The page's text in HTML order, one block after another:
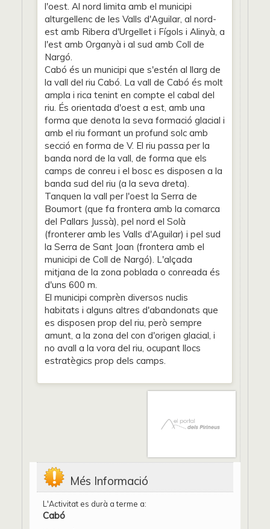
l'oest. Al nord limita amb el municipi
alturgellenc de les Valls d'Aguilar, al nord-
est amb Ribera d'Urgellet i Fígols i Alinyà, a
l'est amb Organyà i al sud amb Coll de
Nargó.
Cabó és un municipi que s'estén al llarg de
la vall del riu Cabó. La vall de Cabó és molt
ampla i rica tenint en compte el cabal del
riu. És orientada d'oest a est, amb una
forma que denota la seva formació glacial i
amb el riu formant un profund solc amb
secció en forma de V. El riu passa per la
banda nord de la vall, de forma que els
camps de conreu i el bosc es disposen a la
banda sud del riu (a la seva dreta).
Tanquen la vall per l'oest la Serra de
Boumort (que fa frontera amb la comarca
del Pallars Jussà), pel nord el Solà
(fronterer amb les Valls d'Aguilar) i pel sud
la Serra de Sant Joan (frontera amb el
municipi de Coll de Nargó). L'alçada
mitjana de la zona poblada o conreada és
d'uns 600 m.
El municipi comprèn diversos nuclis
habitats i alguns altres d'abandonats que
es disposen prop del riu, però sempre
amunt, a la zona del con d'origen glacial, i
no avall a la vora del riu, ocupant llocs
estratègics prop dels camps.
Més Informació
L'Activitat es durà a terme a:
Cabó